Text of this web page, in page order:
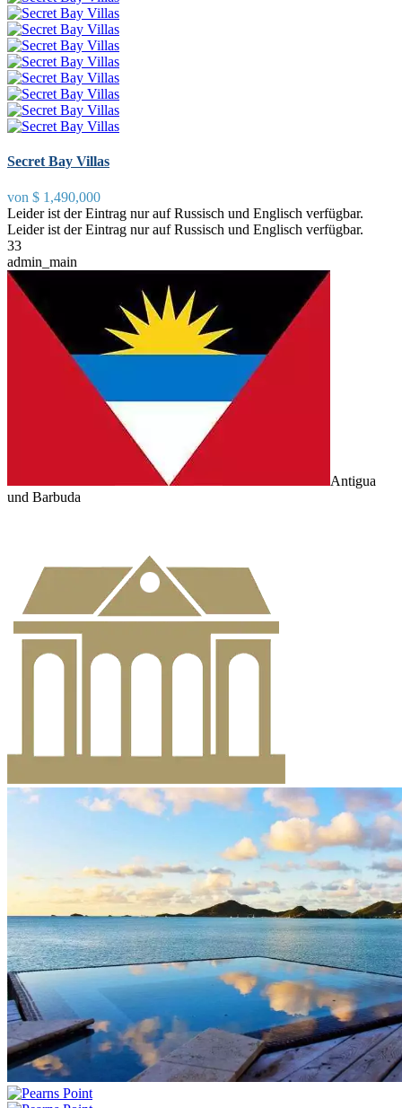
Secret Bay Villas
von $ 1,490,000
Leider ist der Eintrag nur auf Russisch und Englisch verfügbar.
Leider ist der Eintrag nur auf Russisch und Englisch verfügbar.
33
admin_main
Antigua
und Barbuda